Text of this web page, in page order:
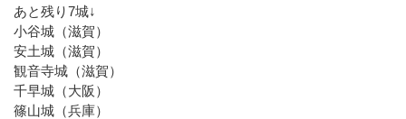
あと残り7城↓
小谷城（滋賀）
安土城（滋賀）
観音寺城（滋賀）
千早城（大阪）
篠山城（兵庫）